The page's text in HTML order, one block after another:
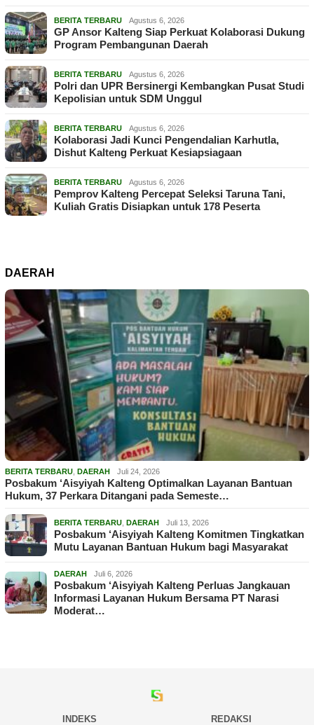
BERITA TERBARU Agustus 6, 2026
GP Ansor Kalteng Siap Perkuat Kolaborasi Dukung
Program Pembangunan Daerah
BERITA TERBARU Agustus 6, 2026
Polri dan UPR Bersinergi Kembangkan Pusat Studi
Kepolisian untuk SDM Unggul
BERITA TERBARU Agustus 6, 2026
Kolaborasi Jadi Kunci Pengendalian Karhutla,
Dishut Kalteng Perkuat Kesiapsiagaan
BERITA TERBARU Agustus 6, 2026
Pemprov Kalteng Percepat Seleksi Taruna Tani,
Kuliah Gratis Disiapkan untuk 178 Peserta
DAERAH
BERITA TERBARU, DAERAH Juli 24, 2026
Posbakum ‘Aisyiyah Kalteng Optimalkan Layanan Bantuan
Hukum, 37 Perkara Ditangani pada Semeste…
BERITA TERBARU, DAERAH Juli 13, 2026
Posbakum ‘Aisyiyah Kalteng Komitmen Tingkatkan
Mutu Layanan Bantuan Hukum bagi Masyarakat
DAERAH Juli 6, 2026
Posbakum ‘Aisyiyah Kalteng Perluas Jangkauan
Informasi Layanan Hukum Bersama PT Narasi
Moderat…
INDEKS REDAKSI